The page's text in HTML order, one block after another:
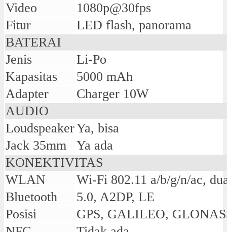
Video
1080p@30fps
Fitur
LED flash, panorama
BATERAI
Jenis
Li-Po
Kapasitas
5000 mAh
Adapter
Charger 10W
AUDIO
LoudspeakerYa, bisa
Jack 35mm
Ya ada
KONEKTIVITAS
WLAN
Wi-Fi 802.11 a/b/g/n/ac,
Bluetooth
5.0, A2DP, LE
Posisi
GPS, GALILEO,